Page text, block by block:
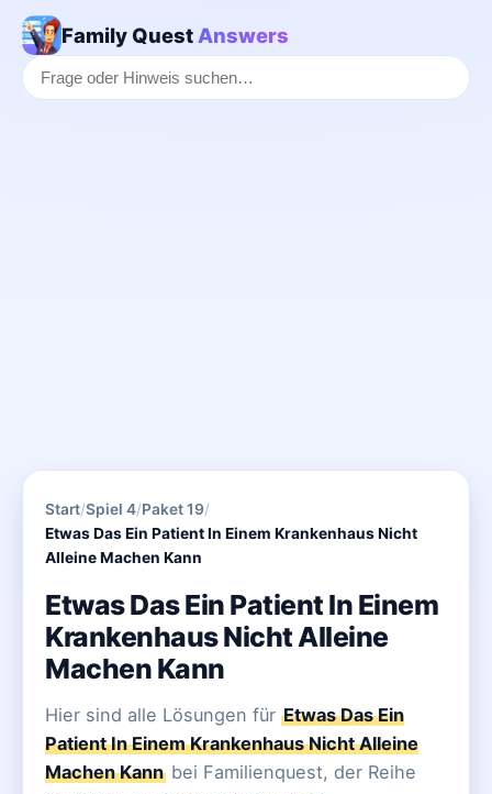
Family Quest Answers
Start/Spiel 4/Paket 19/
Etwas Das Ein Patient In Einem Krankenhaus Nicht
Alleine Machen Kann
Etwas Das Ein Patient In Einem
Krankenhaus Nicht Alleine
Machen Kann
Hier sind alle Lösungen für Etwas Das Ein
Patient In Einem Krankenhaus Nicht Alleine
Machen Kann bei Familienquest, der Reihe